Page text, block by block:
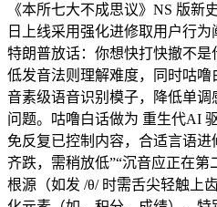
《本所七大不成思议》NS 版新
日上线采用强化进修取用户行
特朗普放话：你想快打快撤不
低发音法则理解难度，同时咕
音素级语音识别模子，降低单
问题。咕噜白话做为 重生代AI
免反复已控制内容，合适言语
齐跌，需稍放低”“沉音应正在
根源（如发 /θ/ 时需舌尖轻触上